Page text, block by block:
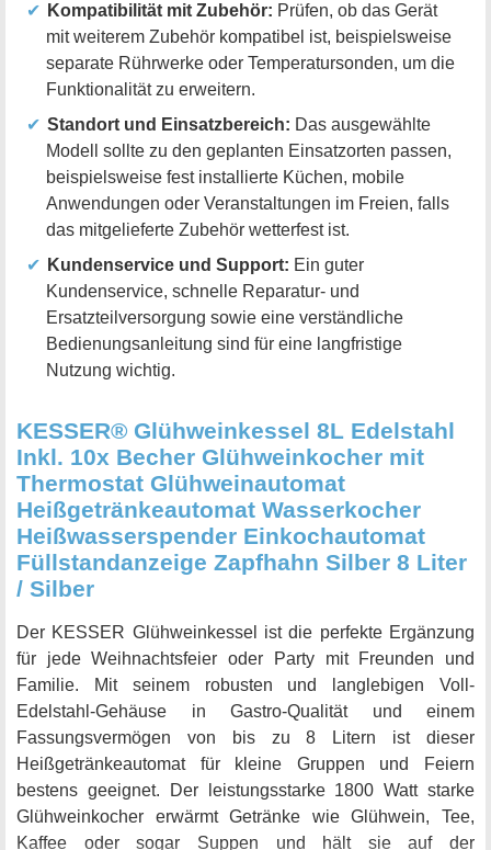
Kompatibilität mit Zubehör: Prüfen, ob das Gerät
mit weiterem Zubehör kompatibel ist, beispielsweise
separate Rührwerke oder Temperatursonden, um die
Funktionalität zu erweitern.
Standort und Einsatzbereich: Das ausgewählte
Modell sollte zu den geplanten Einsatzorten passen,
beispielsweise fest installierte Küchen, mobile
Anwendungen oder Veranstaltungen im Freien, falls
das mitgelieferte Zubehör wetterfest ist.
Kundenservice und Support: Ein guter
Kundenservice, schnelle Reparatur- und
Ersatzteilversorgung sowie eine verständliche
Bedienungsanleitung sind für eine langfristige
Nutzung wichtig.
KESSER® Glühweinkessel 8L Edelstahl
Inkl. 10x Becher Glühweinkocher mit
Thermostat Glühweinautomat
Heißgetränkeautomat Wasserkocher
Heißwasserspender Einkochautomat
Füllstandanzeige Zapfhahn Silber 8 Liter
/ Silber
Der KESSER Glühweinkessel ist die perfekte Ergänzung
für jede Weihnachtsfeier oder Party mit Freunden und
Familie. Mit seinem robusten und langlebigen Voll-
Edelstahl-Gehäuse in Gastro-Qualität und einem
Fassungsvermögen von bis zu 8 Litern ist dieser
Heißgetränkeautomat für kleine Gruppen und Feiern
bestens geeignet. Der leistungsstarke 1800 Watt starke
Glühweinkocher erwärmt Getränke wie Glühwein, Tee,
Kaffee oder sogar Suppen und hält sie auf der